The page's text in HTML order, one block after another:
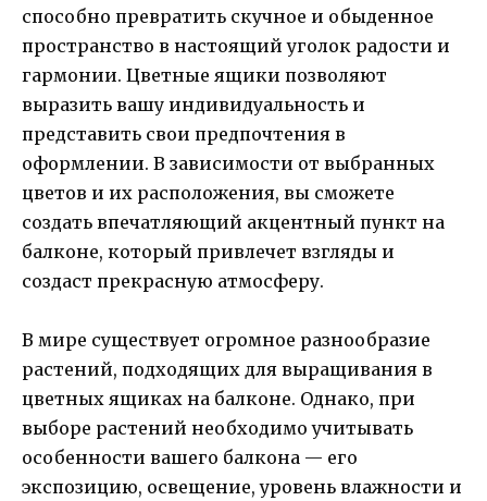
способно превратить скучное и обыденное
пространство в настоящий уголок радости и
гармонии. Цветные ящики позволяют
выразить вашу индивидуальность и
представить свои предпочтения в
оформлении. В зависимости от выбранных
цветов и их расположения, вы сможете
создать впечатляющий акцентный пункт на
балконе, который привлечет взгляды и
создаст прекрасную атмосферу.
В мире существует огромное разнообразие
растений, подходящих для выращивания в
цветных ящиках на балконе. Однако, при
выборе растений необходимо учитывать
особенности вашего балкона — его
экспозицию, освещение, уровень влажности и